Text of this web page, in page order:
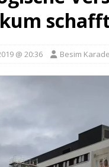
@ 20:36 Besim